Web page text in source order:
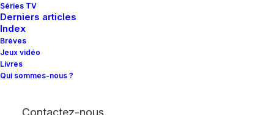
Séries TV
Derniers articles
Index
Brèves
Jeux vidéo
Livres
Qui sommes-nous ?
Contactez-nous
Interviews de réalisateurs et réalisatrices.